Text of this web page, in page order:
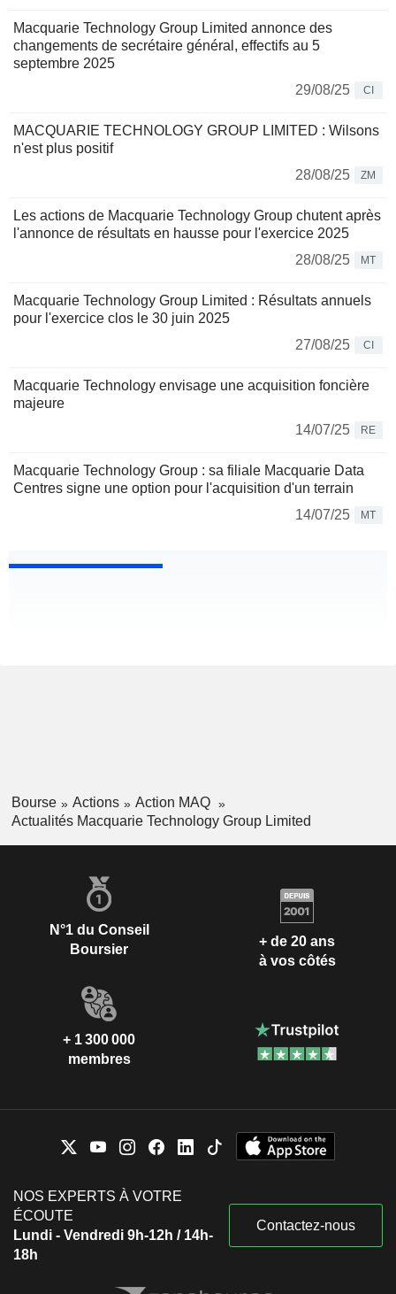
Macquarie Technology Group Limited annonce des
changements de secrétaire général, effectifs au 5
septembre 2025
29/08/25
CI
MACQUARIE TECHNOLOGY GROUP LIMITED : Wilsons
n'est plus positif
28/08/25
ZM
Les actions de Macquarie Technology Group chutent après
l'annonce de résultats en hausse pour l'exercice 2025
28/08/25
MT
Macquarie Technology Group Limited : Résultats annuels
pour l'exercice clos le 30 juin 2025
27/08/25
CI
Macquarie Technology envisage une acquisition foncière
majeure
14/07/25
RE
Macquarie Technology Group : sa filiale Macquarie Data
Centres signe une option pour l'acquisition d'un terrain
14/07/25
MT
Bourse Actions
Action MAQ
Actualités Macquarie Technology Group Limited
N°1 du Conseil
Boursier
+ de 20 ans
à vos côtés
+ 1 300 000
membres
NOS EXPERTS À VOTRE
ÉCOUTE
Lundi - Vendredi 9h-12h / 14h-
18h
Contactez-nous